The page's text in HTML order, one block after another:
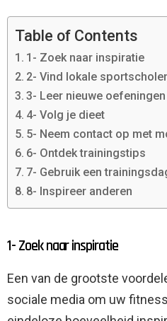
Table of Contents
1- Zoek naar inspiratie
2- Vind lokale
3- Leer nieuwe oefeningen
4- Volg je dieet
5- Neem contact op met
6- Ontdek trainingstips
7- Gebruik een
8- Inspireer anderen
1- Zoek naar inspiratie
Een van de grootste
sociale media om uw